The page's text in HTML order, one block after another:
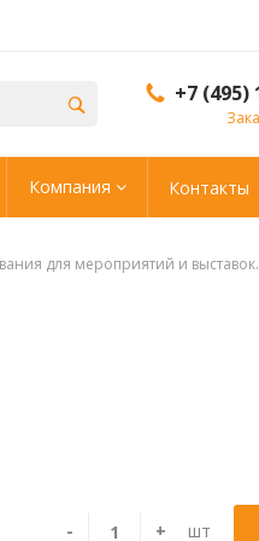
+7 (495)
Компания Контакты
для мероприятий и выставок.
- + шт